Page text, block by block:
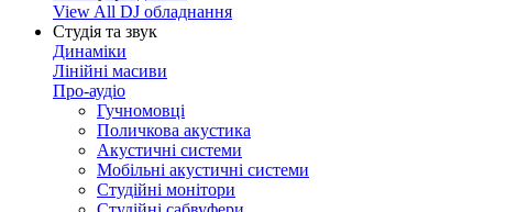
View All DJ обладнання
Студія та звук
Динаміки
Лінійні масиви
Про-аудіо
Гучномовці
Поличкова акустика
Акустичні системи
Мобільні акустичні системи
Студійні монітори